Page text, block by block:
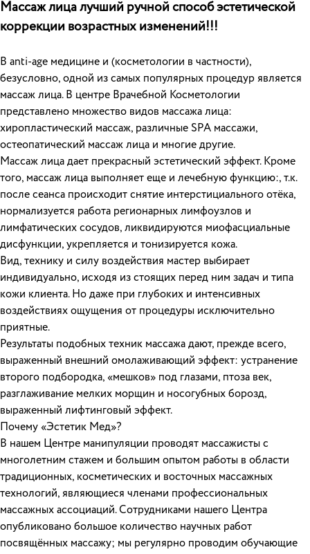
Массаж лица лучший ручной способ эстетической
коррекции возрастных изменений!!!
В anti-age медицине и (косметологии в частности),
безусловно, одной из самых популярных процедур является
массаж лица. В центре Врачебной Косметологии
представлено множество видов массажа лица:
хиропластический массаж, различные SPA массажи,
остеопатический массаж лица и многие другие.
Массаж лица дает прекрасный эстетический эффект. Кроме
того, массаж лица выполняет еще и лечебную функцию:, т.к.
после сеанса происходит снятие интерстициального отёка,
нормализуется работа регионарных лимфоузлов и
лимфатических сосудов, ликвидируются миофасциальные
дисфункции, укрепляется и тонизируется кожа.
Вид, технику и силу воздействия мастер выбирает
индивидуально, исходя из стоящих перед ним задач и типа
кожи клиента. Но даже при глубоких и интенсивных
воздействиях ощущения от процедуры исключительно
приятные.
Результаты подобных техник массажа дают, прежде всего,
выраженный внешний омолаживающий эффект: устранение
второго подбородка, «мешков» под глазами, птоза век,
разглаживание мелких морщин и носогубных борозд,
выраженный лифтинговый эффект.
Почему «Эстетик Мед»?
В нашем Центре манипуляции проводят массажисты с
многолетним стажем и большим опытом работы в области
традиционных, косметических и восточных массажных
технологий, являющиеся членами профессиональных
массажных ассоциаций. Сотрудниками нашего Центра
опубликовано большое количество научных работ
посвящённых массажу; мы регулярно проводим обучающие